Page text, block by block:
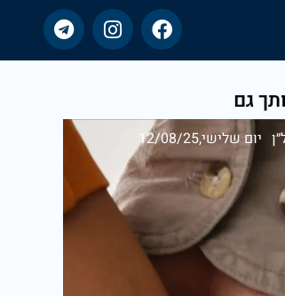
גם
יום שלישי,12/08/25